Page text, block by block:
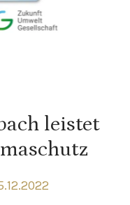
leistet